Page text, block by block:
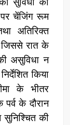
चेंजिंग रूम
अतिरिक्त
जिससे रात के
असुविधा न
किया
के भीतर
के दौरान
सुनिश्चित की